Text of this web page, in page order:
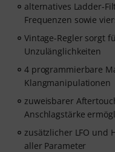
versendet. Keine
Testzugang endet
beachte, dass die
ist.
alternatives Ladder-
Frequenzen sowie
Vintage-Regler sorgt
Unzulänglichkeiten
4 programmierbare
Klangmanipulationen
zuweisbarer
Anschlagstärke
zusätzlicher LFO und
aller Parameter